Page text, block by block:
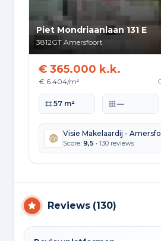
Piet Mondriaanlaan 131 E
3812GT Amersfoort
€ 365.000 k.k.
€ 6.404/m²
Woonoppervlakte
57 m² —
Visie Makelaardij -
Score: 9,5 • 130 reviews
Reviews (130)